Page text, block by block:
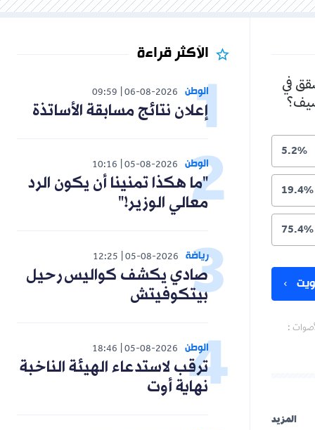
في
5.2%
19.4%
75.4%
:
المزيد
الأكثر قراءة
الوطن 06-08-2026
09:59
إعلان نتائج مسابقة الأساتذة
الوطن 05-08-2026
10:16
"ما هكذا تمنينا أن يكون الرد
معالي الوزير!"
رياضة 05-08-2026
12:25
صادي يكشف كواليس رحيل
بيتكوفيتش
الوطن 05-08-2026
18:46
ترقب لاستدعاء الهيئة الناخبة
نهاية أوت